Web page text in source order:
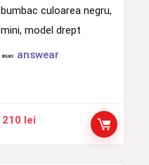
bumbac culoarea negru,
mini, model drept
answear
210 lei